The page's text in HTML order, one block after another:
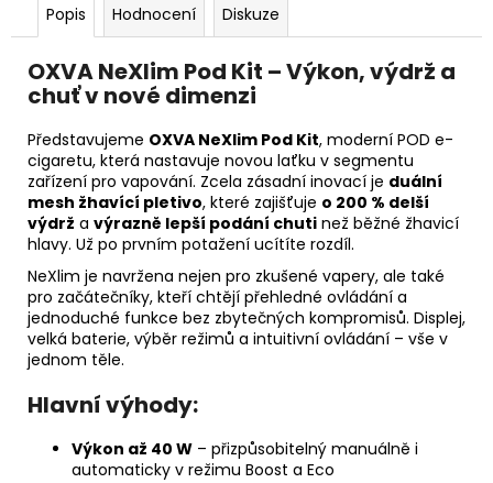
Popis Hodnocení Diskuze
OXVA NeXlim Pod Kit – Výkon, výdrž a
chuť v nové dimenzi
Představujeme OXVA NeXlim Pod Kit, moderní POD e-
cigaretu, která nastavuje novou laťku v segmentu
zařízení pro vapování. Zcela zásadní inovací je duální
mesh žhavící pletivo, které zajišťuje o 200 % delší
výdrž a výrazně lepší podání chuti než běžné žhavicí
hlavy. Už po prvním potažení ucítíte rozdíl.
NeXlim je navržena nejen pro zkušené vapery, ale také
pro začátečníky, kteří chtějí přehledné ovládání a
jednoduché funkce bez zbytečných kompromisů. Displej,
velká baterie, výběr režimů a intuitivní ovládání – vše v
jednom těle.
Hlavní výhody:
Výkon až 40 W – přizpůsobitelný manuálně i
automaticky v režimu Boost a Eco